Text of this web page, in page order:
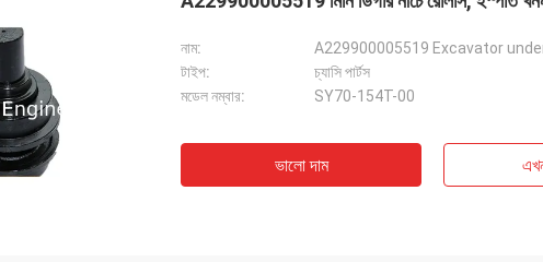
নাম:
টাইপ:
চ্যাসি পার্টস
মডেল নম্বার:
SY70-154T-00
ভালো দাম